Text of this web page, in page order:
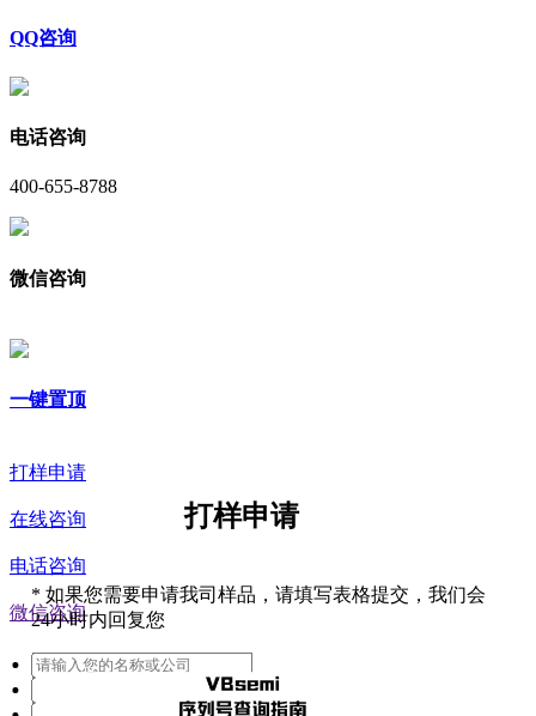
QQ咨询
电话咨询
400-655-8788
微信咨询
一键置顶
打样申请
在线咨询
电话咨询
微信咨询
打样申请
* 如果您需要申请我司样品，请填写表格提交，我们会
24小时内回复您